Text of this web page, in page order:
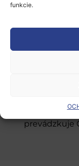
funkcie.
úniou v
prevádzkuje